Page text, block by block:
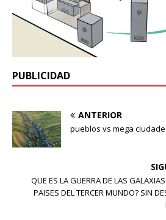
PUBLICIDAD
ANTERIOR
pueblos vs mega
QUE ES LA GUERRA DE LAS
PAISES DEL TERCER MUNDO? SIN